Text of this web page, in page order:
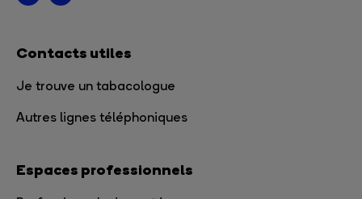
Contacts utiles
Je trouve un tabacologue
Autres lignes téléphoniques
Espaces professionnels